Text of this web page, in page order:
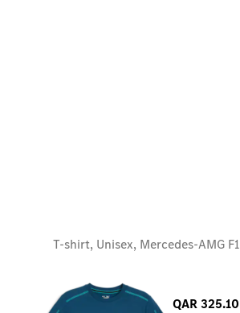
T-shirt, Unisex, Mercedes-AMG F1
QAR 325.10